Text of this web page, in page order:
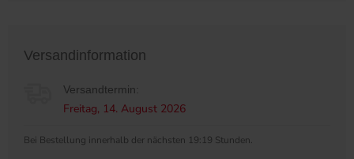
Versandinformation
Versandtermin:
Freitag, 14. August 2026
Bei Bestellung innerhalb der nächsten 19:19 Stunden.